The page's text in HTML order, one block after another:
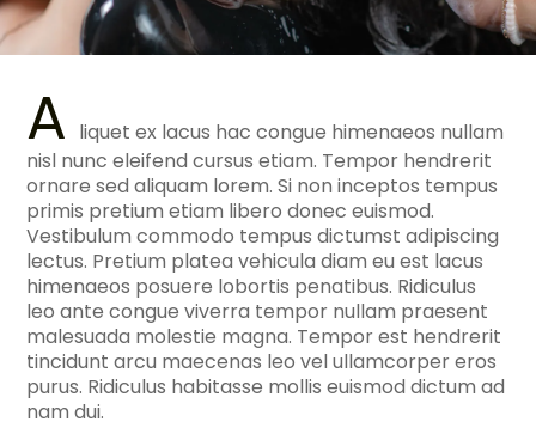
A liquet ex lacus hac congue himenaeos nullam
nisl nunc eleifend cursus etiam. Tempor hendrerit
ornare sed aliquam lorem. Si non inceptos tempus
primis pretium etiam libero donec euismod.
Vestibulum commodo tempus dictumst adipiscing
lectus. Pretium platea vehicula diam eu est lacus
himenaeos posuere lobortis penatibus. Ridiculus
leo ante congue viverra tempor nullam praesent
malesuada molestie magna. Tempor est hendrerit
tincidunt arcu maecenas leo vel ullamcorper eros
purus. Ridiculus habitasse mollis euismod dictum ad
nam dui.